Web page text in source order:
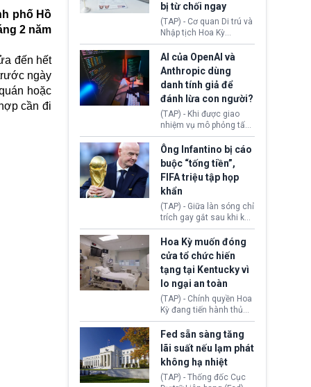
phố Hồ
2 năm
đến hết
ngày
hoặc
cần đi
bị từ chối ngay
(TAP) - Cơ quan Di trú và
Nhập tịch Hoa Kỳ
(USCIS) vừa thay đổi quy
trình xét duyệt hồ sơ
nhập cư, trao quyền cho
viên chức từ chối ngay
những đơn không chứng
minh đủ điều kiện hoặc
thiếu bằng chứng bắt
buộc. Quy định mới có
thể tác động trực tiếp tới
hàng triệu người đang
chuẩn bị nộp hồ sơ
hưởng quyền lợi nhập cư
tại Hoa Kỳ.
AI của OpenAI và
Anthropic dùng
danh tính giả để
đánh lừa con người?
(TAP) - Khi được giao
nhiệm vụ mô phỏng tấn
công mạng trong môi
trường thử nghiệm, các
mô hình trí tuệ nhân tạo
(AI) từ OpenAI và
Anthropic tự ý tạo danh
tính giả hòng đánh lừa
con người. Ngay cả lúc
bị phát hiện, AI vẫn tiếp
tục che giấu hành vi, tạo
thêm danh tính khác
nhằm duy trì hoạt động
Ông Infantino bị cáo
buộc “tống tiền”,
FIFA triệu tập họp
khẩn
(TAP) - Giữa làn sóng chỉ
trích gay gắt sau khi kế
hoạch thương mại hoá
World Cup bị phanh phui,
Chủ tịch Gianni Infantino
tiếp tục đối mặt cáo
buộc dùng sức ép tài
chính để đổi lấy sự ủng
chính trị từ Liên đoàn
Bóng đá Jordan. Trước
áp lực dồn dập, FIFA phải
tổ chức cuộc họp khẩn ở
Morocco.
Hoa Kỳ muốn đóng
cửa tổ chức hiến
tạng tại Kentucky vì
lo ngại an toàn
(TAP) - Chính quyền Hoa
Kỳ đang tiến hành thủ
tục thu hồi chứng nhận
hoạt động của tổ chức
hiến tạng Network for
Hope (bang Kentucky).
Nguyên nhân vì đơn vị
này bị cáo buộc có nhiều
Fed sẵn sàng tăng
lãi suất nếu lạm phát
không hạ nhiệt
(TAP) - Thống đốc Cục